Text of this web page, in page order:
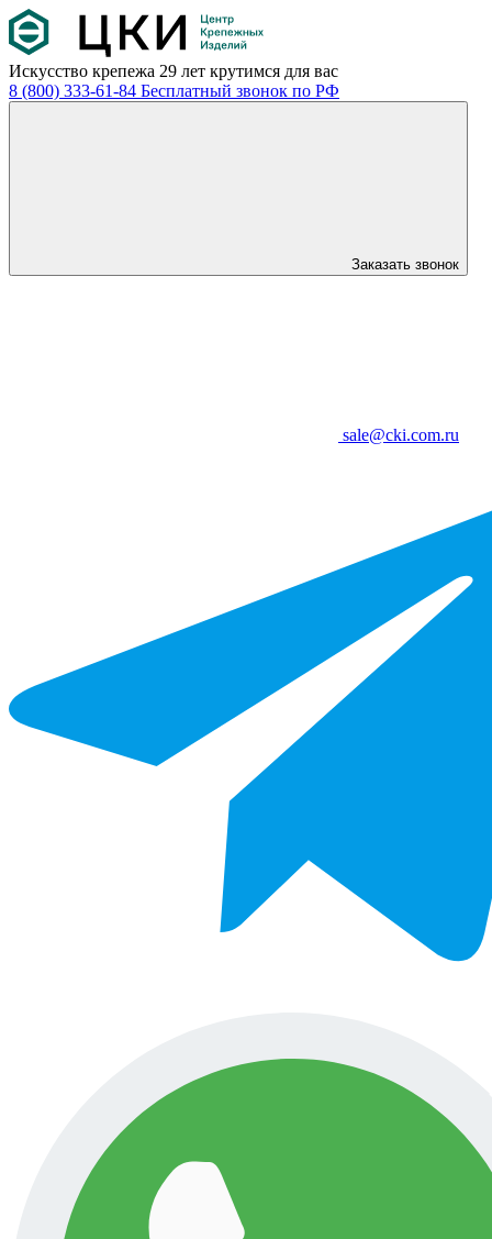
Искусство крепежа 29 лет крутимся для вас
8 (800) 333-61-84 Бесплатный звонок по РФ
Заказать звонок
sale@cki.com.ru